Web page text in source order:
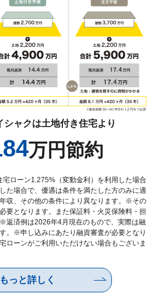
シャクは土地付き住宅より
万円節約
ローン1.275%（変動金利）を利用した場合
た場合で、優遇は条件を満たした方のみに適
収、その他の条件により異なります。※その
要となります。また保証料・火災保険料・担
返済例は2026年4月現在のもので、実際は融
。※申し込みにあたり融資審査が必要となり
ローンがご利用いただけない場合もございま
もっと詳しく